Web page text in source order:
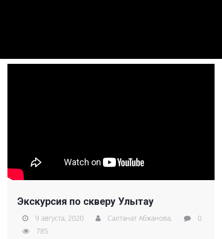
Экскурсия по скверу Улытау
9 августа, 2020 Салтанат Абжанова,
0
785